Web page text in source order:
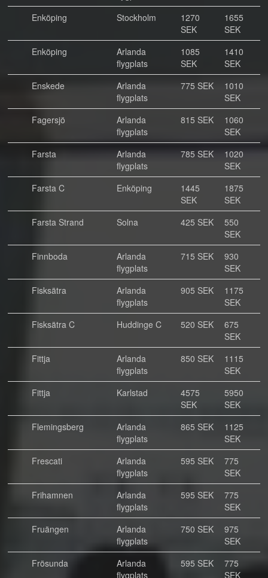
Enköping
Stockholm
1270
SEK
1655
SEK
Enköping
Arlanda
flygplats
1085
SEK
1410
SEK
Enskede
Arlanda
flygplats
775 SEK
1010
SEK
Fagersjö
Arlanda
flygplats
815 SEK
1060
SEK
Farsta
Arlanda
flygplats
785 SEK
1020
SEK
Farsta C
Enköping
1445
SEK
1875
SEK
Farsta Strand
Solna 425 SEK
550
SEK
Finnboda
Arlanda
flygplats
715 SEK
930
SEK
Fisksätra
Arlanda
flygplats
905 SEK
1175
SEK
Fisksätra C
Huddinge C 520 SEK
675
SEK
Fittja
Arlanda
flygplats
850 SEK
1115
SEK
Fittja
Karlstad
4575
SEK
5950
SEK
Flemingsberg
Arlanda
flygplats
865 SEK
1125
SEK
Frescati
Arlanda
flygplats
595 SEK
775
SEK
Frihamnen
Arlanda
flygplats
595 SEK
775
SEK
Fruängen
Arlanda
flygplats
750 SEK
975
SEK
Frösunda
Arlanda
flygplats
595 SEK
775
SEK